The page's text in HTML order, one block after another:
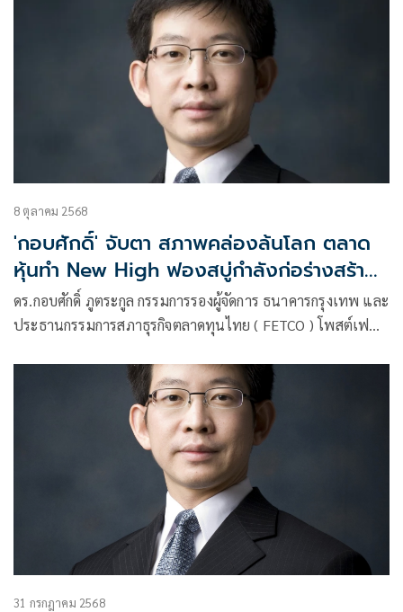
8 ตุลาคม 2568
'กอบศักดิ์' จับตา สภาพคล่องล้นโลก ตลาด
หุ้นทำ New High ฟองสบู่กำลังก่อร่างสร้าง
ตัว
ดร.กอบศักดิ์ ภูตระกูล กรรมการรองผู้จัดการ ธนาคารกรุงเทพ และ
ประธานกรรมการสภาธุรกิจตลาดทุนไทย ( FETCO ) โพสต์เฟ
31 กรกฎาคม 2568